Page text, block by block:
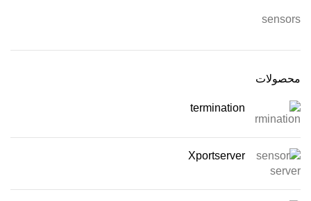
sensors
محصولات
termination
Xportserver